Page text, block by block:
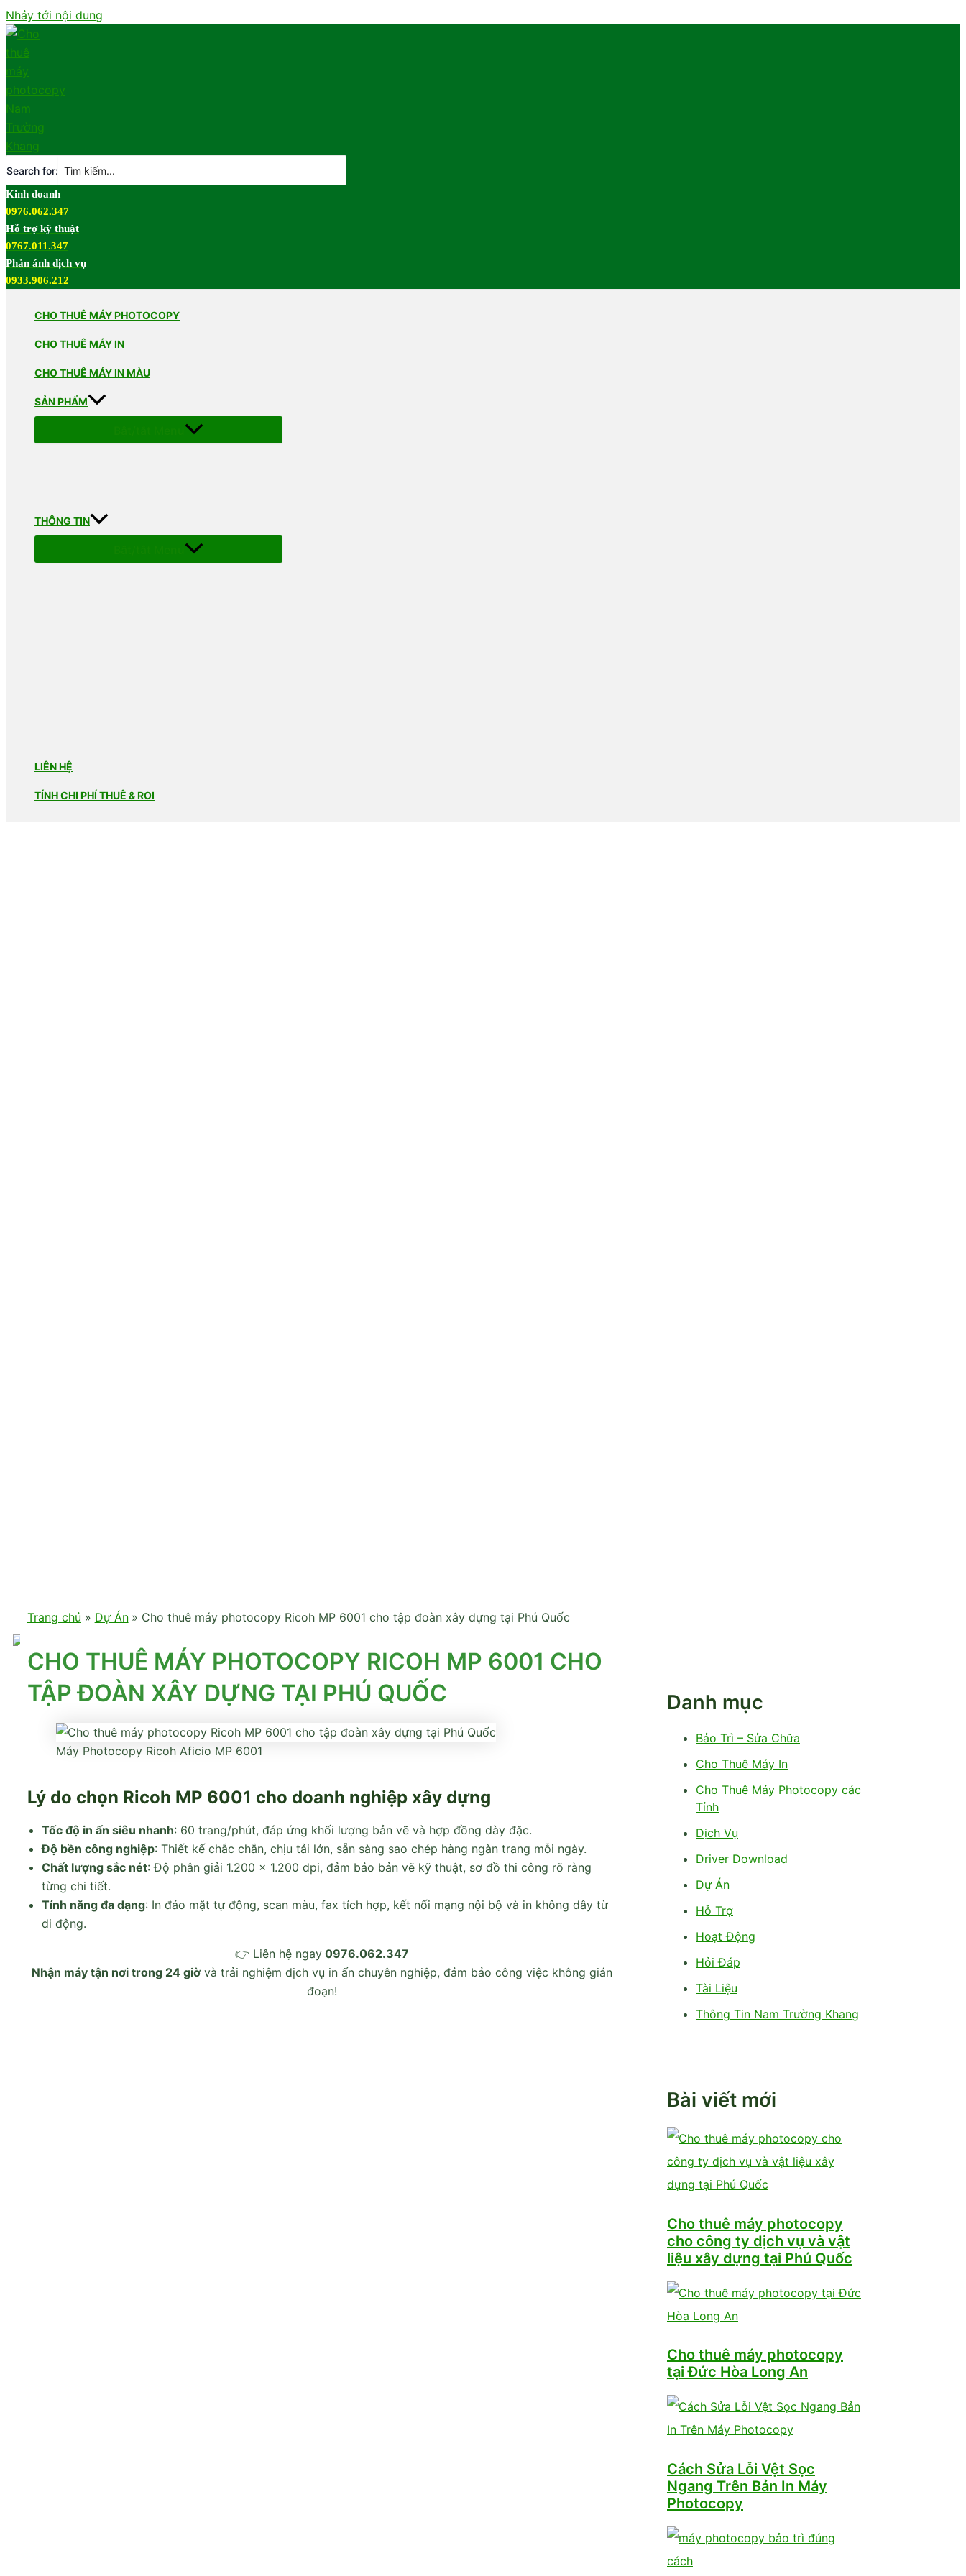
Nhảy tới nội dung
Search for:
Kinh doanh
0976.062.347
Hỗ trợ kỹ thuật
0767.011.347
Phản ánh dịch vụ
0933.906.212
CHO THUÊ MÁY PHOTOCOPY
CHO THUÊ MÁY IN
CHO THUÊ MÁY IN MÀU
SẢN PHẨM
THÔNG TIN
LIÊN HỆ
TÍNH CHI PHÍ THUÊ & ROI
Trang chủ Dự Án Cho thuê máy photocopy Ricoh MP 6001 cho tập đoàn xây dựng tại Phú Quốc
CHO THUÊ MÁY PHOTOCOPY RICOH MP 6001 CHO
TẬP ĐOÀN XÂY DỰNG TẠI PHÚ QUỐC
Máy Photocopy Ricoh Aficio MP 6001
Lý do chọn Ricoh MP 6001 cho doanh nghiệp xây dựng
Tốc độ in ấn siêu nhanh: 60 trang/phút, đáp ứng khối lượng bản vẽ và hợp đồng dày đặc.
Độ bền công nghiệp: Thiết kế chắc chắn, chịu tải lớn, sẵn sàng sao chép hàng ngàn trang mỗi ngày.
Chất lượng sắc nét: Độ phân giải 1.200 × 1.200 dpi, đảm bảo bản vẽ kỹ thuật, sơ đồ thi công rõ ràng
từng chi tiết.
Tính năng đa dạng: In đảo mặt tự động, scan màu, fax tích hợp, kết nối mạng nội bộ và in không dây từ
di động.
👉 Liên hệ ngay 0976.062.347
Nhận máy tận nơi trong 24 giờ và trải nghiệm dịch vụ in ấn chuyên nghiệp, đảm bảo công việc không gián
đoạn!
Danh mục
Bảo Trì – Sửa Chữa
Cho Thuê Máy In
Cho Thuê Máy Photocopy các
Tỉnh
Dịch Vụ
Driver Download
Dự Án
Hỗ Trợ
Hoạt Động
Hỏi Đáp
Tài Liệu
Thông Tin Nam Trường Khang
Bài viết mới
Cho thuê máy photocopy
cho công ty dịch vụ và vật
liệu xây dựng tại Phú Quốc
Cho thuê máy photocopy
tại Đức Hòa Long An
Cách Sửa Lỗi Vệt Sọc
Ngang Trên Bản In Máy
Photocopy